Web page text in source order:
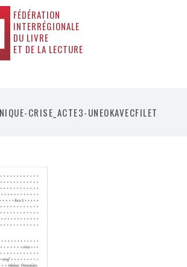
FÉDÉRATION
INTERRÉGIONALE
DU LIVRE
ET DE LA LECTURE
CRISE_ACTE3-UNEOKAVECFILET